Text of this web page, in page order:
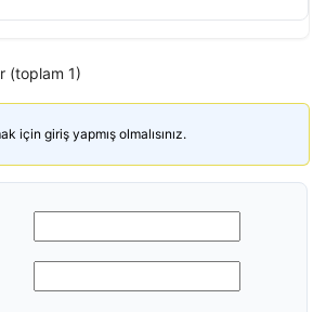
(toplam 1)
için giriş yapmış olmalısınız.